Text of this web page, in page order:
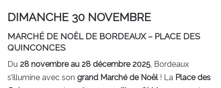
DIMANCHE 30 NOVEMBRE
MARCHÉ DE NOËL DE BORDEAUX – PLACE DES
QUINCONCES
Du 28 novembre au 28 décembre 2025, Bordeaux
s’illumine avec son grand Marché de Noël! La Place des